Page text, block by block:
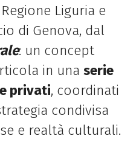
Liguria e
di Genova, dal
: un concept
in una serie
privati, coordinati
condivisa
e realtà culturali.